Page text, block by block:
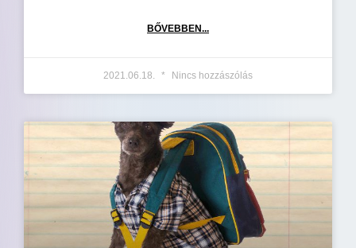
BŐVEBBEN...
2021.06.18. Nincs hozzászólás